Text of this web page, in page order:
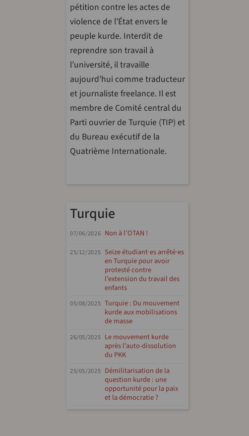
pétition contre les actes de
violence de l’État envers le
peuple kurde. Interdit de
reprendre son travail à
l’université, il travaille
aujourd’hui comme traducteur
et journaliste freelance. Il est
membre de Comité central du
Parti ouvrier de Turquie (TIP) et
du Bureau exécutif de la
Quatrième Internationale.
Turquie
07/06/2026 Non à l’OTAN !
25/12/2025 Seize étudiant·es arrêté·es
en Turquie pour avoir
protesté contre
l’extension du travail des
enfants
05/08/2025 Turquie : Du mouvement
kurde aux mobilisations
de masse
26/05/2025 Le mouvement kurde
après l’auto-dissolution
du PKK
25/05/2025 Démilitarisation de la
question kurde : une
opportunité pour la paix
et la démocratie ?